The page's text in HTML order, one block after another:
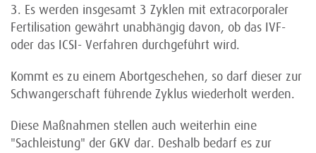
3. Es werden insgesamt 3 Zyklen mit extracorporaler
Fertilisation gewährt unabhängig davon, ob das IVF-
oder das ICSI- Verfahren durchgeführt wird.
Kommt es zu einem Abortgeschehen, so darf dieser zur
Schwangerschaft führende Zyklus wiederholt werden.
Diese Maßnahmen stellen auch weiterhin eine
"Sachleistung" der GKV dar. Deshalb bedarf es zur